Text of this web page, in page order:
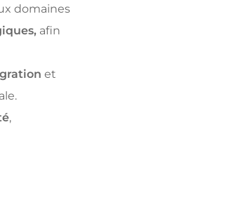
domaines
afin
et
,